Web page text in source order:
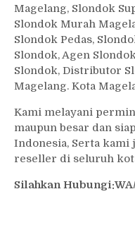
Magelang, Slondok
Slondok Murah
Slondok Pedas,
Slondok, Agen
Slondok, Distributor
Magelang. Kota
Kami melayani
maupun besar dan
Indonesia, Serta kami
reseller di seluruh
Silahkan